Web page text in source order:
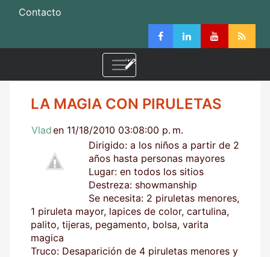
Contacto
LA MAGIA CON PIRULETAS
Vladen 11/18/2010 03:08:00 p. m.
Dirigido: a los niños a partir de 2
años hasta personas mayores
Lugar: en todos los sitios
Destreza: showmanship
Se necesita: 2 piruletas menores,
1 piruleta mayor, lapices de color, cartulina,
palito, tijeras, pegamento, bolsa, varita
magica
Truco: Desaparición de 4 piruletas menores y